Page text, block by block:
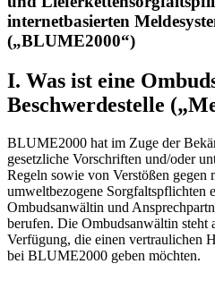
internetbasierten
(„BLUME2000“)
I. Was ist eine
Beschwerdestelle
BLUME2000 hat im Zuge der
gesetzliche Vorschriften und/oder
Regeln sowie von Verstößen gegen
umweltbezogene Sorgfaltspflichten
Ombudsanwältin und
berufen. Die Ombudsanwältin steht
Verfügung, die einen vertraulichen
bei BLUME2000 geben möchten.